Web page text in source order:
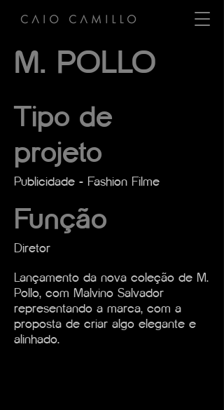
M. POLLO
Tipo de
projeto
Publicidade - Fashion Filme
Função
Diretor
Lançamento da nova coleção de M.
Pollo, com Malvino Salvador
representando a marca, com a
proposta de criar algo elegante e
alinhado.